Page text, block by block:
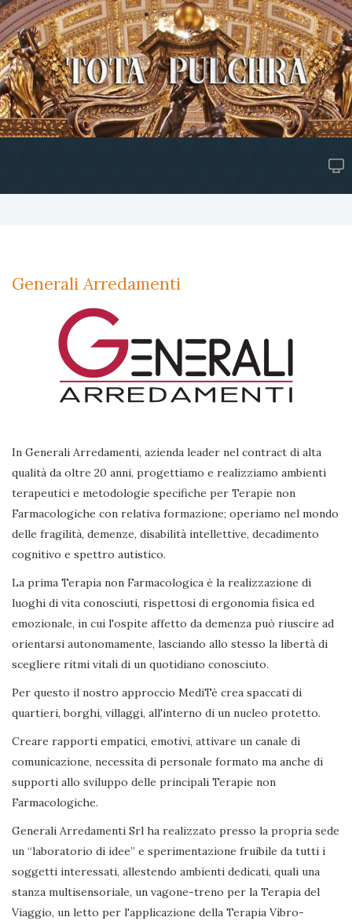
Generali Arredamenti
In Generali Arredamenti, azienda leader nel contract di alta
qualità da oltre 20 anni, progettiamo e realizziamo ambienti
terapeutici e metodologie specifiche per Terapie non
Farmacologiche con relativa formazione; operiamo nel mondo
delle fragilità, demenze, disabilità intellettive, decadimento
cognitivo e spettro autistico.
La prima Terapia non Farmacologica è la realizzazione di
luoghi di vita conosciuti, rispettosi di ergonomia fisica ed
emozionale, in cui l'ospite affetto da demenza può riuscire ad
orientarsi autonomamente, lasciando allo stesso la libertà di
scegliere ritmi vitali di un quotidiano conosciuto.
Per questo il nostro approccio MediTè crea spaccati di
quartieri, borghi, villaggi, all'interno di un nucleo protetto.
Creare rapporti empatici, emotivi, attivare un canale di
comunicazione, necessita di personale formato ma anche di
supporti allo sviluppo delle principali Terapie non
Farmacologiche.
Generali Arredamenti Srl ha realizzato presso la propria sede
un “laboratorio di idee” e sperimentazione fruibile da tutti i
soggetti interessati, allestendo ambienti dedicati, quali una
stanza multisensoriale, un vagone-treno per la Terapia del
Viaggio, un letto per l'applicazione della Terapia Vibro-